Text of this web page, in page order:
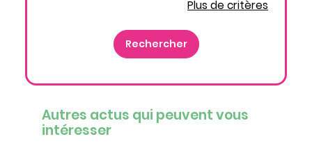
Plus de critères
Autres actus qui peuvent vous
intéresser